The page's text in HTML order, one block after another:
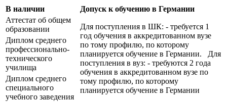
В наличии
Допуск к обучению в Германии
Аттестат об общем
образовании
Для поступления в ШК: - требуется 1
год обучения в аккредитованном вузе
по тому профилю, по которому
планируется обучение в Германии. Для
поступления в вуз: - требуются 2 года
обучения в аккредитованном вузе по
тому профилю, по которому
планируется обучение в Германии
Диплом среднего
профессионально-
технического
училища
Диплом среднего
специального
учебного заведения